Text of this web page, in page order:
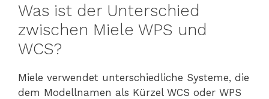
Was ist der Unterschied
zwischen Miele WPS und
WCS?
Miele verwendet unterschiedliche Systeme, die
dem Modellnamen als Kürzel WCS oder WPS